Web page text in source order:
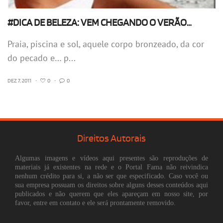
#DICA DE BELEZA: VEM CHEGANDO O VERÃO…
Praia, piscina e sol, aquele corpo bronzeado, da cor
do pecado e… p...
DEZ 7, 2011 • 0 • 0
Direitos Autorais
Algumas imagens e vídeos aqui presentes são reproduções de
materiais já existentes na rede e o Portal Fama não reivindica
nenhum crédito para si, a não ser que especificado. Caso você ou
sua empresa possuam os direitos sobre alguns desses conteúdos aqui
publicados e não querem que eles apareçam em nosso site, por
favor, entre em contato e ele será prontamente removido.